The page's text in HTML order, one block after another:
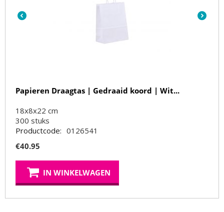
Papieren Draagtas | Gedraaid koord | Wit...
18x8x22 cm
300 stuks
Productcode: 0126541
€40.95
IN WINKELWAGEN